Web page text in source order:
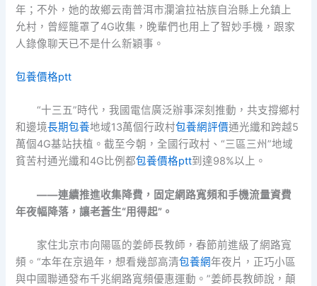
年；不外，她的故鄉云南普洱市瀾滄拉祜族自治縣上允鎮上
允村，曾經籠罩了4G收集，晚輩們也用上了智妙手機，跟家
人錄像聊天已不是什么新穎事。
包養價格ptt
“十三五”時代，我國電信廣泛辦事深刻推動，共支撐鄉村
和邊境長期包養地域13萬個行政村包養網評價通光纖和跨越5
萬個4G基站扶植。截至今朝，全國行政村、“三區三州”地域
貧苦村通光纖和4G比例都包養價格ptt到達98%以上。
——連續推進收集降費，固定網路寬頻和手機流量資費
年夜幅降落，讓老蒼生“用得起”。
家住北京市向陽區的姜師長教師，春節前進級了網路寬
頻。“本年在京過年，想看幾部高清包養網年夜片，正巧小區
與中國聯通發布千兆網路寬頻優惠運動。”姜師長教師說，顛